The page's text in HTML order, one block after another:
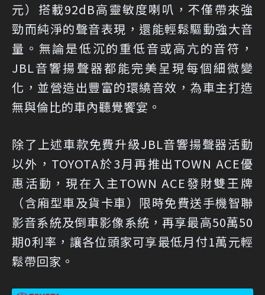
元）搭載92dB高靈敏度喇叭，不僅帶來強
勁而純淨的聲音表現，還能輕鬆驅動強大音
量。無論是低沉的重低音或高亢的音符，
JBL音響揚聲器都能完美呈現每個細微變
化，並營造出豐富的環繞音效，為車主打造
無與倫比的車內聽覺饗宴。
除了上述車款免費升級JBL音響揚聲器活動
以外，TOYOTA於3月再推出TOWN ACE優
惠活動，現在入主TOWN ACE發財雙王牌
（含廂型車及貨卡車）限時免費送手機智聯
影音系統及倒車影像系統，再享最高50萬50
期0利率，讓各位頭家可享最低月付1萬元輕
鬆帶回家。